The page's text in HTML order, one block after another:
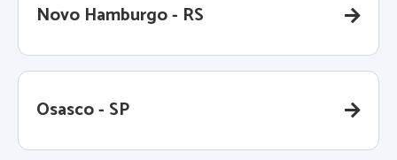
Novo Hamburgo - RS
Osasco - SP